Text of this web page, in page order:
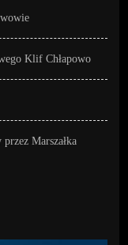
Klif Chłapowo
Marszałka